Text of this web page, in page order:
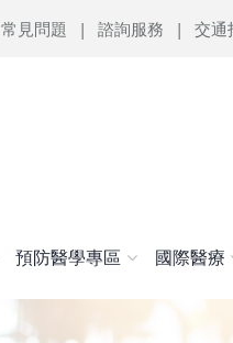
常見問題 諮詢服務 交通
預防醫學專區 國際醫療